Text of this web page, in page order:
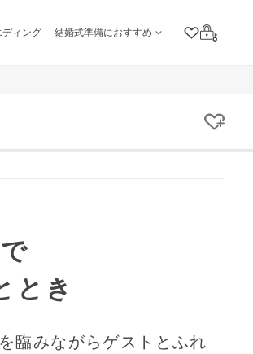
ィング 結婚式準備におすすめ
クリップリス
ログイン
クリッ
とき
臨みながらゲストとふれ